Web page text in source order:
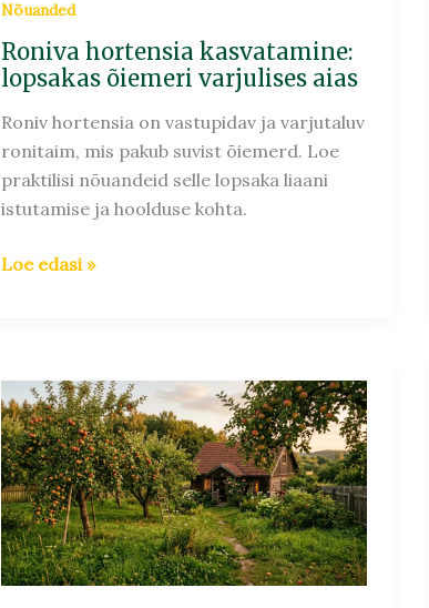
Nõuanded
Roniva hortensia kasvatamine:
lopsakas õiemeri varjulises aias
Roniv hortensia on vastupidav ja varjutaluv
ronitaim, mis pakub suvist õiemerd. Loe
praktilisi nõuandeid selle lopsaka liaani
istutamise ja hoolduse kohta.
Loe edasi »
Õunapuu
sordi
valimine:
juhised
saagika
aia
rajamiseks